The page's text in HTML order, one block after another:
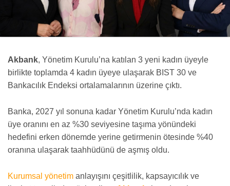
Akbank, Yönetim Kurulu’na katılan 3 yeni kadın üyeyle
birlikte toplamda 4 kadın üyeye ulaşarak BIST 30 ve
Bankacılık Endeksi ortalamalarının üzerine çıktı.
Banka, 2027 yıl sonuna kadar Yönetim Kurulu’nda kadın
üye oranını en az %30 seviyesine taşıma yönündeki
hedefini erken dönemde yerine getirmenin ötesinde %40
oranına ulaşarak taahhüdünü de aşmış oldu.
Kurumsal yönetim anlayışını çeşitlilik, kapsayıcılık ve